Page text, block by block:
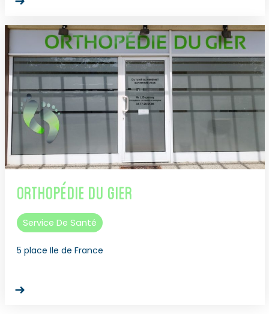
Orthopédie du Gier
Service De Santé
5 place Ile de France